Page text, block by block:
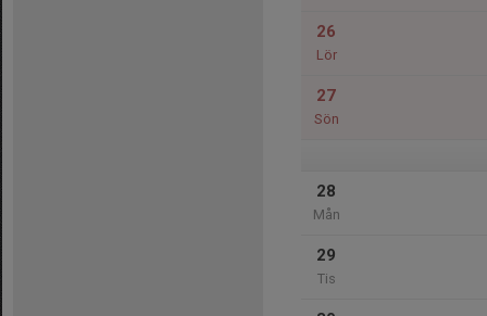
26
Lör
27
Sön
28
Mån
29
Tis